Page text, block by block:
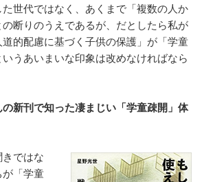
世代ではなく、あくまで「複数の人か
断りのうえであるが、だとしたら私が
的配慮に基づく子供の保護」が「学童
うあいまいな印象は改めなければなら
新刊で知った凄まじい「学童疎開」体
ではな
が「学童